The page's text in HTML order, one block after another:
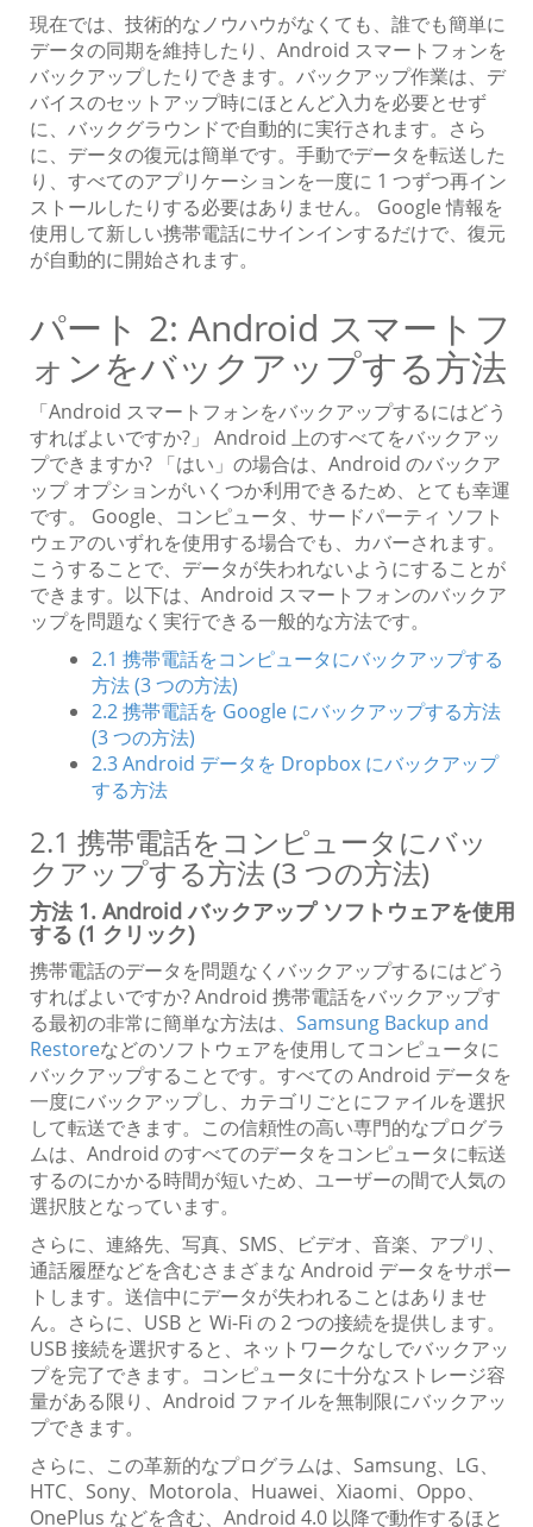
現在では、技術的なノウハウがなくても、誰でも簡単に
データの同期を維持したり、Android スマートフォンを
バックアップしたりできます。バックアップ作業は、デ
バイスのセットアップ時にほとんど入力を必要とせず
に、バックグラウンドで自動的に実行されます。さら
に、データの復元は簡単です。手動でデータを転送した
り、すべてのアプリケーションを一度に 1 つずつ再イン
ストールしたりする必要はありません。 Google 情報を
使用して新しい携帯電話にサインインするだけで、復元
が自動的に開始されます。
パート 2: Android スマートフ
ォンをバックアップする方法
「Android スマートフォンをバックアップするにはどう
すればよいですか?」 Android 上のすべてをバックアッ
プできますか? 「はい」の場合は、Android のバックア
ップ オプションがいくつか利用できるため、とても幸運
です。 Google、コンピュータ、サードパーティ ソフト
ウェアのいずれを使用する場合でも、カバーされます。
こうすることで、データが失われないようにすることが
できます。以下は、Android スマートフォンのバックア
ップを問題なく実行できる一般的な方法です。
2.1 携帯電話をコンピュータにバックアップする
方法 (3 つの方法)
2.2 携帯電話を Google にバックアップする方法
(3 つの方法)
2.3 Android データを Dropbox にバックアップ
する方法
2.1 携帯電話をコンピュータにバッ
クアップする方法 (3 つの方法)
方法 1. Android バックアップ ソフトウェアを使用
する (1 クリック)
携帯電話のデータを問題なくバックアップするにはどう
すればよいですか? Android 携帯電話をバックアップす
る最初の非常に簡単な方法は、Samsung Backup and
Restoreなどのソフトウェアを使用してコンピュータに
バックアップすることです。すべての Android データを
一度にバックアップし、カテゴリごとにファイルを選択
して転送できます。この信頼性の高い専門的なプログラ
ムは、Android のすべてのデータをコンピュータに転送
するのにかかる時間が短いため、ユーザーの間で人気の
選択肢となっています。
さらに、連絡先、写真、SMS、ビデオ、音楽、アプリ、
通話履歴などを含むさまざまな Android データをサポー
トします。送信中にデータが失われることはありませ
ん。さらに、USB と Wi-Fi の 2 つの接続を提供します。
USB 接続を選択すると、ネットワークなしでバックアッ
プを完了できます。コンピュータに十分なストレージ容
量がある限り、Android ファイルを無制限にバックアッ
プできます。
さらに、この革新的なプログラムは、Samsung、LG、
HTC、Sony、Motorola、Huawei、Xiaomi、Oppo、
OnePlus などを含む、Android 4.0 以降で動作するほと